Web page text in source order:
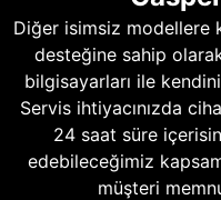
Diğer isimsiz modellere
desteğine sahip
bilgisayarları ile
Servis ihtiyacınızda
24 saat süre
edebileceğimiz
müşteri